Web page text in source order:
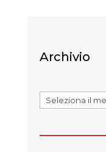
Archivio
Archivi